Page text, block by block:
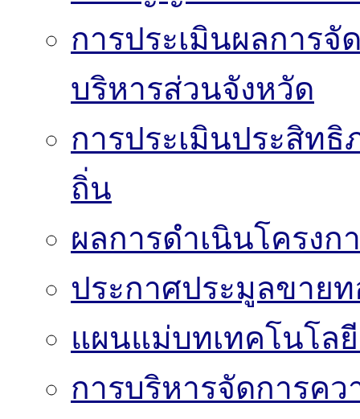
การประเมินผลการ
บริหารส่วนจังหวัด
การประเมินประสิท
ถิ่น
ผลการดำเนินโครงก
ประกาศประมูลขาย
แผนแม่บทเทคโนโล
การบริหารจัดการคว